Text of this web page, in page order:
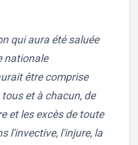
qui aura été saluée
nationale
être comprise
et à chacun, de
et les excès de toute
l'invective, l'injure, la